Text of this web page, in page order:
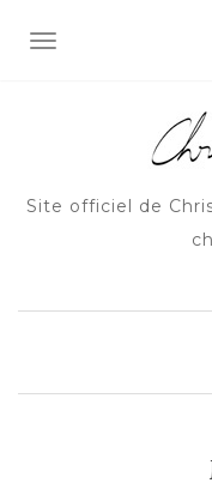
AFFICHER/
Site officiel de